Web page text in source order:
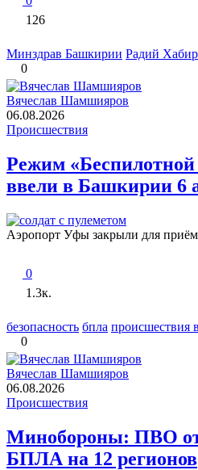
126
Минздрав Башкирии Радий
0
Вячеслав Шамшияров
06.08.2026
Происшествия
Режим «Беспилотной
ввели в Башкирии 6
Аэропорт Уфы закрыли для
0
1.3к.
безопасность бпла происшествия
0
Вячеслав Шамшияров
06.08.2026
Происшествия
Минобороны: ПВО
БПЛА на 12 регионов